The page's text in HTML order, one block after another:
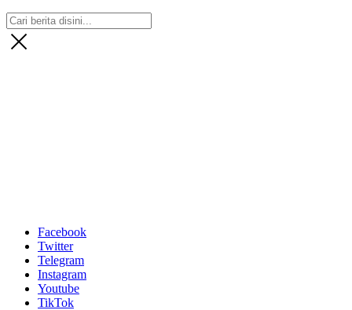
Facebook
Twitter
Telegram
Instagram
Youtube
TikTok